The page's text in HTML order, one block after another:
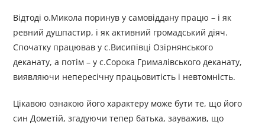
Відтоді о.Микола поринув у самовіддану працю – і як
ревний душпастир, і як активний громадський діяч.
Спочатку працював у с.Висипівці Озірнянського
деканату, а потім – у с.Сорока Грималівського деканату,
виявляючи непересічну працьовитість і невтомність.
Цікавою ознакою його характеру може бути те, що його
син Дометій, згадуючи тепер батька, зауважив, що